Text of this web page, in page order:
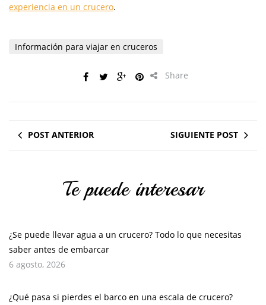
experiencia en un crucero.
Información para viajar en cruceros
Share
POST ANTERIOR SIGUIENTE POST
Te puede interesar
¿Se puede llevar agua a un crucero? Todo lo que necesitas
saber antes de embarcar
6 agosto, 2026
¿Qué pasa si pierdes el barco en una escala de crucero?